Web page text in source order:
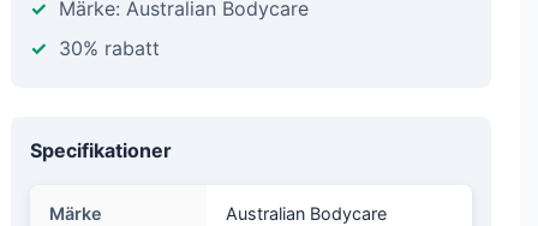
Märke: Australian Bodycare
30% rabatt
Specifikationer
Märke Australian Bodycare